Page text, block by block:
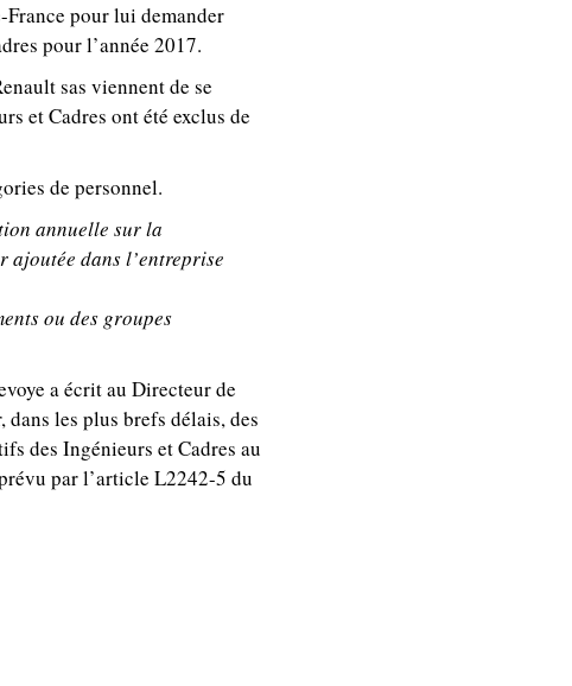
pour lui demander
pour l’année 2017.
sas viennent de se
et Cadres ont été exclus de
de personnel.
annuelle sur la
ajoutée dans l’entreprise
ou des groupes
a écrit au Directeur de
les plus brefs délais, des
des Ingénieurs et Cadres au
par l’article L2242-5 du